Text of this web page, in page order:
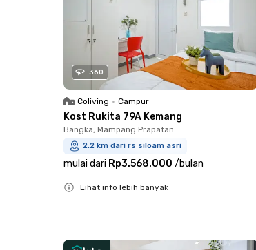
360
Coliving • Campur
Kost Rukita 79A Kemang
Bangka, Mampang Prapatan
2.2 km dari rs siloam asri
mulai dari Rp3.568.000 /bulan
Lihat info lebih banyak